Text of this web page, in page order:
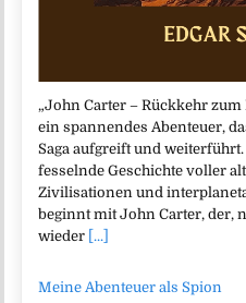
„John Carter – Rückkehr
ein spannendes Abenteuer,
Saga aufgreift und
fesselnde Geschichte voller
Zivilisationen und
beginnt mit John Carter, der,
wieder [...]
Meine Abenteuer als Spion